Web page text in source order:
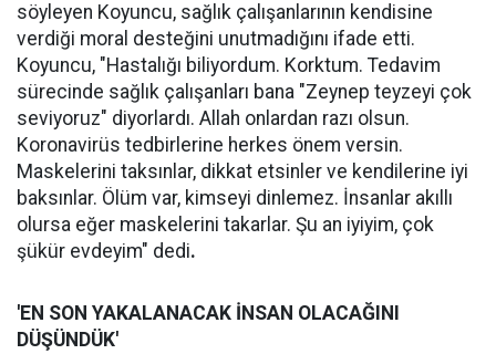
söyleyen Koyuncu, sağlık çalışanlarının kendisine
verdiği moral desteğini unutmadığını ifade etti.
Koyuncu, "Hastalığı biliyordum. Korktum. Tedavim
sürecinde sağlık çalışanları bana "Zeynep teyzeyi çok
seviyoruz" diyorlardı. Allah onlardan razı olsun.
Koronavirüs tedbirlerine herkes önem versin.
Maskelerini taksınlar, dikkat etsinler ve kendilerine iyi
baksınlar. Ölüm var, kimseyi dinlemez. İnsanlar akıllı
olursa eğer maskelerini takarlar. Şu an iyiyim, çok
şükür evdeyim" dedi.
'EN SON YAKALANACAK İNSAN OLACAĞINI
DÜŞÜNDÜK'